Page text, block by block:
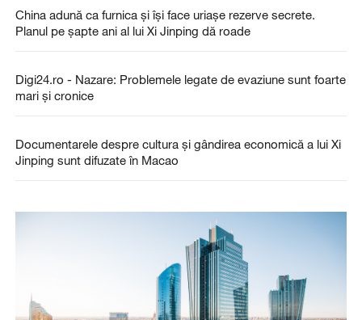
China adună ca furnica și își face uriașe rezerve secrete.
Planul pe șapte ani al lui Xi Jinping dă roade
Digi24.ro - Nazare: Problemele legate de evaziune sunt foarte
mari și cronice
Documentarele despre cultura și gândirea economică a lui Xi
Jinping sunt difuzate în Macao